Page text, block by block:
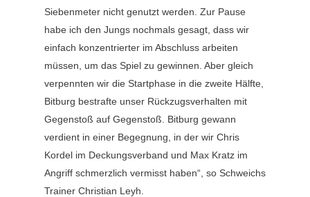
Siebenmeter nicht genutzt werden. Zur Pause
habe ich den Jungs nochmals gesagt, dass wir
einfach konzentrierter im Abschluss arbeiten
müssen, um das Spiel zu gewinnen. Aber gleich
verpennten wir die Startphase in die zweite Hälfte,
Bitburg bestrafte unser Rückzugsverhalten mit
Gegenstoß auf Gegenstoß. Bitburg gewann
verdient in einer Begegnung, in der wir Chris
Kordel im Deckungsverband und Max Kratz im
Angriff schmerzlich vermisst haben“, so Schweichs
Trainer Christian Leyh.